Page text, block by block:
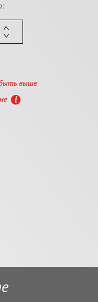
выше